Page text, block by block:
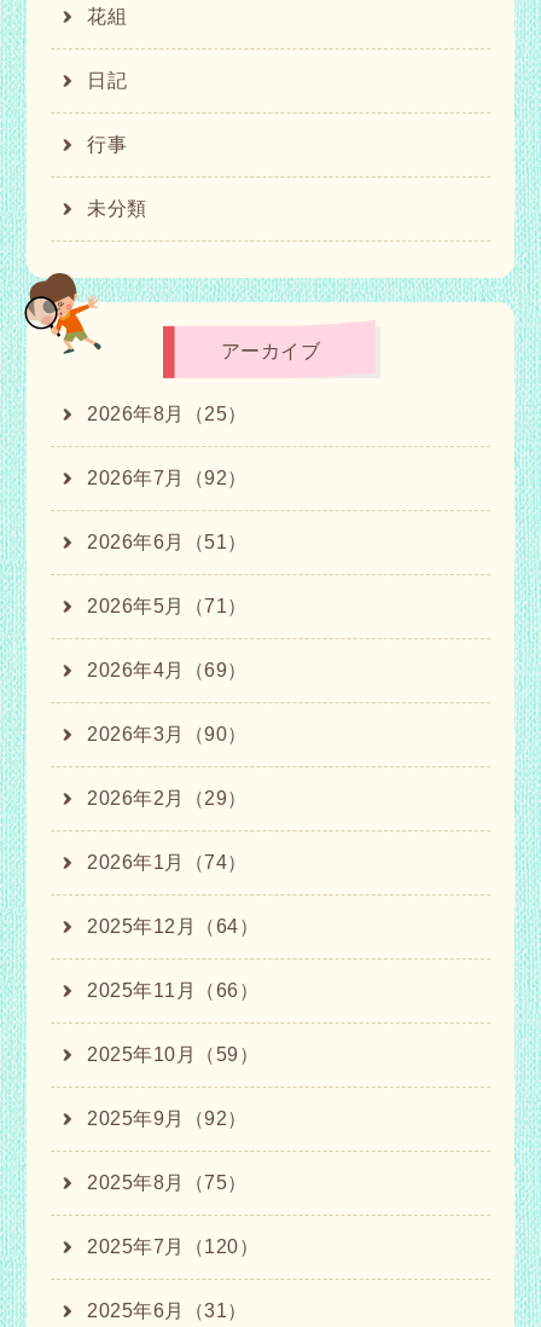
花組
日記
行事
未分類
アーカイブ
2026年8月（25）
2026年7月（92）
2026年6月（51）
2026年5月（71）
2026年4月（69）
2026年3月（90）
2026年2月（29）
2026年1月（74）
2025年12月（64）
2025年11月（66）
2025年10月（59）
2025年9月（92）
2025年8月（75）
2025年7月（120）
2025年6月（31）